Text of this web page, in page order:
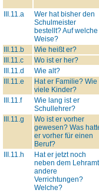
III.11.a
Wer hat bisher den
Schulmeister
bestellt? Auf welche
Weise?
III.11.b
Wie heißt er?
III.11.c
Wo ist er her?
III.11.d
Wie alt?
III.11.e
Hat er Familie? Wie
viele Kinder?
III.11.f
Wie lang ist er
Schullehrer?
III.11.g
Wo ist er vorher
gewesen? Was
er vorher für einen
Beruf?
III.11.h
Hat er jetzt noch
neben dem
andere
Verrichtungen?
Welche?